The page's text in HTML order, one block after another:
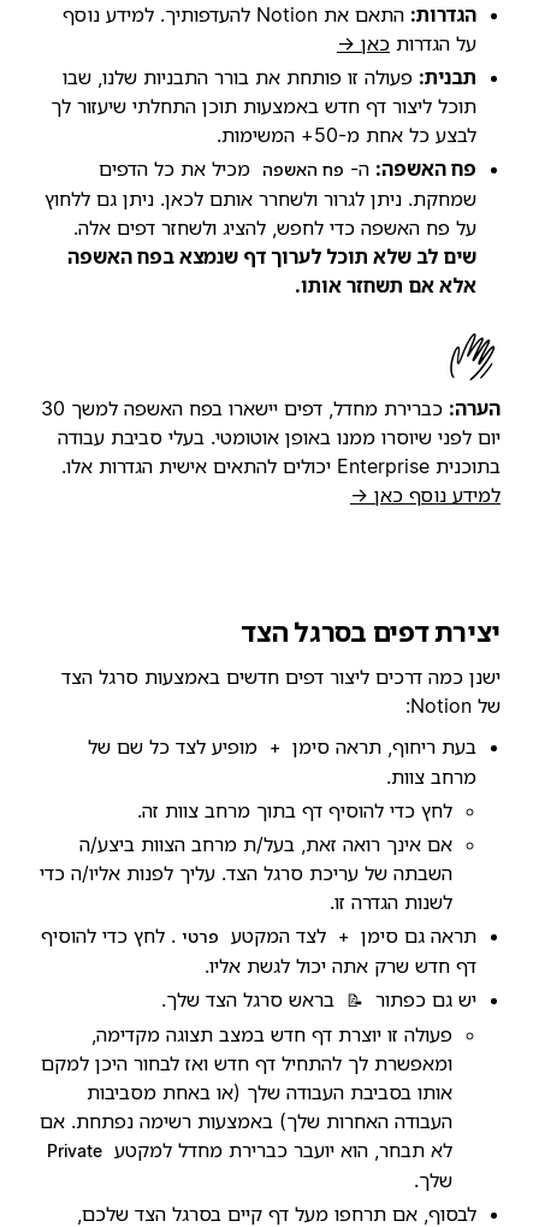
הגדרות:
התאם את Notion להעדפותיך. למידע נוסף
על הגדרות כאן →
תבנית: פעולה זו פותחת את בורר התבניות שלנו, שבו
תוכל ליצור דף חדש באמצעות תוכן התחלתי שיעזור לך
לבצע כל אחת מ-50+ המשימות.
פח האשפה: ה- פח האשפה מכיל את כל הדפים
שמחקת. ניתן לגרור ולשחרר אותם לכאן. ניתן גם ללחוץ
על פח האשפה כדי לחפש, להציג ולשחזר דפים אלה.
שים לב שלא תוכל לערוך דף שנמצא בפח האשפה
אלא אם תשחזר אותו.
הערה:
כברירת מחדל, דפים יישארו בפח האשפה למשך 30
יום לפני שיוסרו ממנו באופן אוטומטי. בעלי סביבת עבודה
בתוכנית Enterprise יכולים להתאים אישית הגדרות אלו.
למידע נוסף כאן →
יצירת דפים בסרגל הצד
ישנן כמה דרכים ליצור דפים חדשים באמצעות סרגל הצד
של Notion:
בעת ריחוף, תראה סימן
+
מופיע לצד כל שם של
מרחב צוות.
לחץ כדי להוסיף דף בתוך מרחב צוות זה.
אם אינך רואה זאת, בעל/ת מרחב הצוות ביצע/ה
השבתה של עריכת סרגל הצד. עליך לפנות אליו/ה כדי
לשנות הגדרה זו.
תראה גם סימן
+ לצד המקטע פרטי . לחץ כדי להוסיף
דף חדש שרק אתה יכול לגשת אליו.
יש גם כפתור
📝
בראש סרגל הצד שלך.
פעולה זו יוצרת דף חדש במצב תצוגה מקדימה,
ומאפשרת לך להתחיל דף חדש ואז לבחור היכן למקם
אותו בסביבת העבודה שלך (או באחת מסביבות
העבודה האחרות שלך) באמצעות רשימה נפתחת. אם
לא תבחר, הוא יועבר כברירת מחדל למקטע Private
שלך.
לבסוף, אם תרחפו מעל דף קיים בסרגל הצד שלכם,